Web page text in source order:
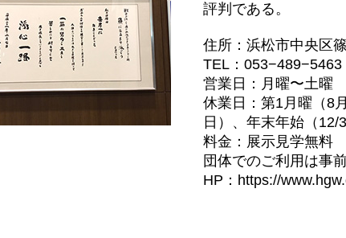
評判である。
住所：浜松市中央区
TEL：053−489−5463
営業日：月曜〜土
休業日：第1月曜（8
日）、年末年始（12/
料金：展示見学無料
団体でのご利用は事
HP： https://